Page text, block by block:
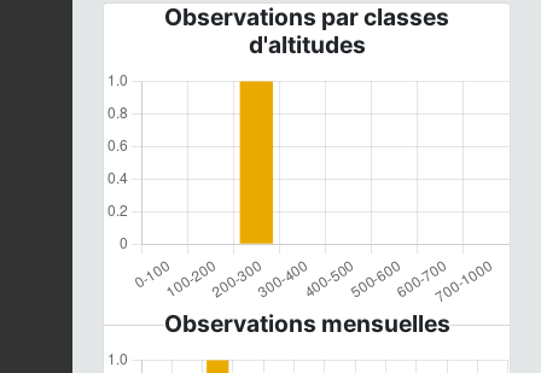
Observations par classes
d'altitudes
Observations mensuelles